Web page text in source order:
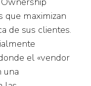
que maximizan
de sus clientes.
el «vendor
una